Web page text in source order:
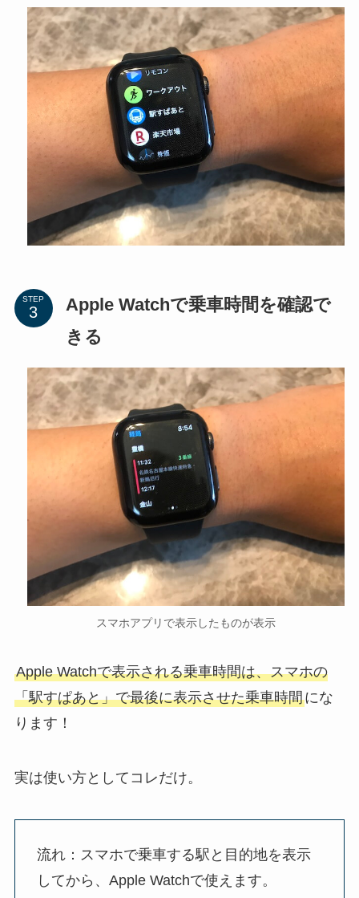
STEP
Apple Watchで乗車時間を確認で
きる
スマホアプリで表示したものが表示
Apple Watchで表示される乗車時間は、スマホの
「駅すぱあと」で最後に表示させた乗車時間にな
ります！
実は使い方としてコレだけ。
流れ：スマホで乗車する駅と目的地を表示
してから、Apple Watchで使えます。